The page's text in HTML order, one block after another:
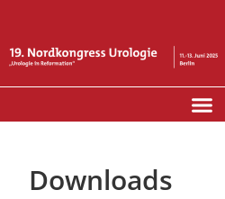
Downloads